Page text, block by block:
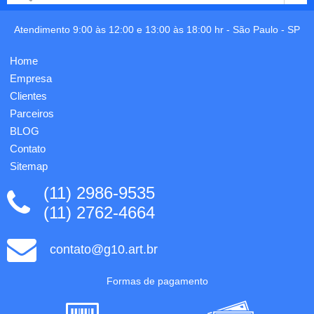
camurça
Utiliza
ferragens
de 2, 3,
4 ...
cor já
Atendimento 9:00 às 12:00 e 13:00 às 18:00 hr - São Paulo - SP
Home
Empresa
Clientes
Parceiros
BLOG
Contato
Sitemap
(11) 2986-9535
(11) 2762-4664
contato@g10.art.br
Formas de pagamento